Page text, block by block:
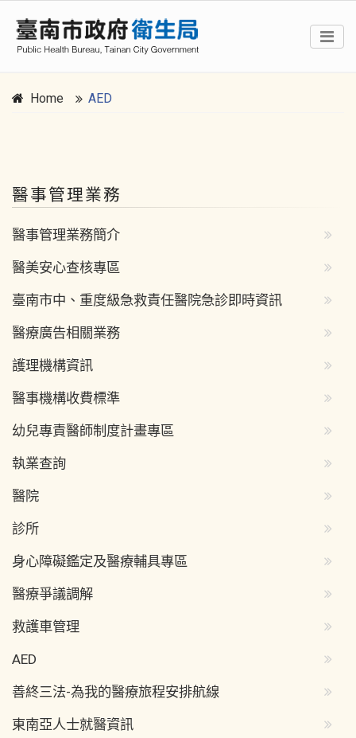
Home AED
醫事管理業務
醫事管理業務簡介
醫美安心查核專區
臺南市中、重度級急救責任醫院急診即時資訊
醫療廣告相關業務
護理機構資訊
醫事機構收費標準
幼兒專責醫師制度計畫專區
執業查詢
醫院
診所
身心障礙鑑定及醫療輔具專區
醫療爭議調解
救護車管理
AED
善終三法-為我的醫療旅程安排航線
東南亞人士就醫資訊